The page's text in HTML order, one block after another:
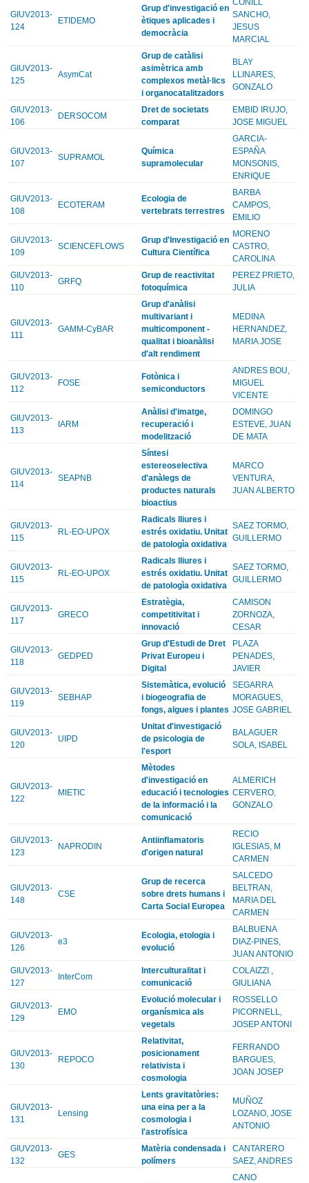
GIUV2013-
124
ETIDEMO
Grup d'investigació en
ètiques aplicades i
democràcia
SANCHO,
JESUS
MARCIAL
GIUV2013-
125
AsymCat
Grup de catàlisi
asimètrica amb
complexos metàl·lics
i organocatalitzadors
BLAY
LLINARES,
GONZALO
GIUV2013-
106
DERSOCOM
Dret de societats
comparat
EMBID IRUJO,
JOSE MIGUEL
GIUV2013-
107
SUPRAMOL
Química
supramolecular
GARCIA-
ESPAÑA
MONSONIS,
ENRIQUE
GIUV2013-
108
ECOTERAM
Ecologia de
vertebrats terrestres
BARBA
CAMPOS,
EMILIO
GIUV2013-
109
SCIENCEFLOWS
Grup d'Investigació en
Cultura Científica
MORENO
CASTRO,
CAROLINA
GIUV2013-
110
GRFQ
Grup de reactivitat
fotoquímica
PEREZ PRIETO,
JULIA
GIUV2013-
111
GAMM-CyBAR
Grup d'anàlisi
multivariant i
multicomponent -
qualitat i bioanàlisi
d'alt rendiment
MEDINA
HERNANDEZ,
MARIA JOSE
GIUV2013-
112
FOSE
Fotònica i
semiconductors
ANDRES BOU,
MIGUEL
VICENTE
GIUV2013-
113
IARM
Anàlisi d'imatge,
recuperació i
modelització
DOMINGO
ESTEVE, JUAN
DE MATA
GIUV2013-
114
SEAPNB
Síntesi
estereoselectiva
d'anàlegs de
productes naturals
bioactius
MARCO
VENTURA,
JUAN ALBERTO
GIUV2013-
115
RL-EO-UPOX
Radicals lliures i
estrés oxidatiu. Unitat
de patologìa oxidativa
SAEZ TORMO,
GUILLERMO
GIUV2013-
115
RL-EO-UPOX
Radicals lliures i
estrés oxidatiu. Unitat
de patologìa oxidativa
SAEZ TORMO,
GUILLERMO
GIUV2013-
117
GRECO
Estratègia,
competitivitat i
innovació
CAMISON
ZORNOZA,
CESAR
GIUV2013-
118
GEDPED
Grup d'Estudi de Dret
Privat Europeu i
Digital
PLAZA
PENADES,
JAVIER
GIUV2013-
119
SEBHAP
Sistemàtica, evolució
i biogeografia de
fongs, algues i plantes
SEGARRA
MORAGUES,
JOSE GABRIEL
GIUV2013-
120
UIPD
Unitat d'investigació
de psicologia de
l'esport
BALAGUER
SOLA, ISABEL
GIUV2013-
122
MIETIC
Mètodes
d'investigació en
educació i tecnologies
de la informació i la
comunicació
ALMERICH
CERVERO,
GONZALO
GIUV2013-
123
NAPRODIN
Antiinflamatoris
d'origen natural
RECIO
IGLESIAS, M
CARMEN
GIUV2013-
148
CSE
Grup de recerca
sobre drets humans i
Carta Social Europea
SALCEDO
BELTRAN,
MARIA DEL
CARMEN
GIUV2013-
126
e3
Ecologia, etologia i
evolució
BALBUENA
DIAZ-PINES,
JUAN ANTONIO
GIUV2013-
127
InterCom
Interculturalitat i
comunicació
COLAIZZI ,
GIULIANA
GIUV2013-
129
EMO
Evolució molecular i
organísmica als
vegetals
ROSSELLO
PICORNELL,
JOSEP ANTONI
GIUV2013-
130
REPOCO
Relativitat,
posicionament
relativista i
cosmologia
FERRANDO
BARGUES,
JOAN JOSEP
GIUV2013-
131
Lensing
Lents gravitatòries:
una eina per a la
cosmologia i
l'astrofísica
MUÑOZ
LOZANO, JOSE
ANTONIO
GIUV2013-
132
GES
Matèria condensada i
polímers
CANTARERO
SAEZ, ANDRES
CANO